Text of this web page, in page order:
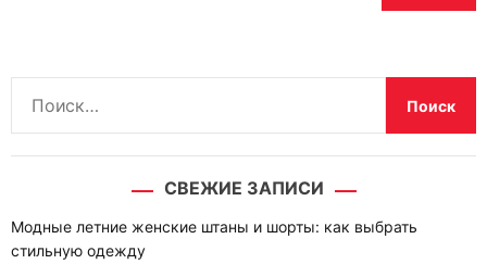
:
СВЕЖИЕ ЗАПИСИ
Модные летние женские штаны и шорты: как выбрать
стильную одежду